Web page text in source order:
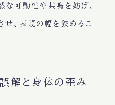
な可動性や共鳴を妨げ、
せ、表現の幅を狭めるこ
解と身体の歪み